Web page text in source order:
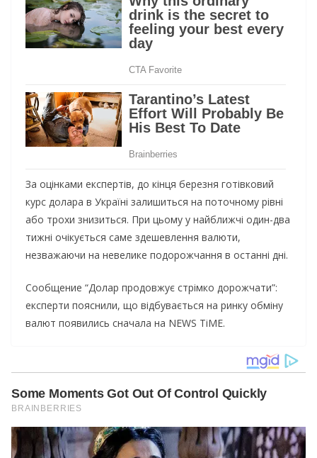
За оцінками експертів, до кінця березня готівковий
курс долара в Україні залишиться на поточному рівні
або трохи знизиться. При цьому у найближчі один-два
тижні очікується саме здешевлення валюти,
незважаючи на невелике подорожчання в останні дні.
Сообщение “Долар продовжує стрімко дорожчати”:
експерти пояснили, що відбувається на ринку обміну
валют появились сначала на NEWS TiME.